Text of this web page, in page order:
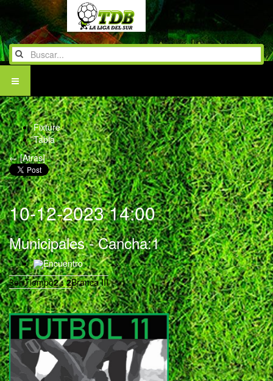
Fixture
Tabla
← [Atras]
10-12-2023 14:00
Municipales- Cancha:1
Encuentro
3er Tiempo2: 2Branca III